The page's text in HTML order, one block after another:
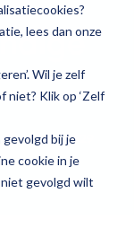
lees dan onze
Wil je zelf
niet? Klik op ‘Zelf
bij je
cookie in je
gevolgd wilt
2835 - 3629